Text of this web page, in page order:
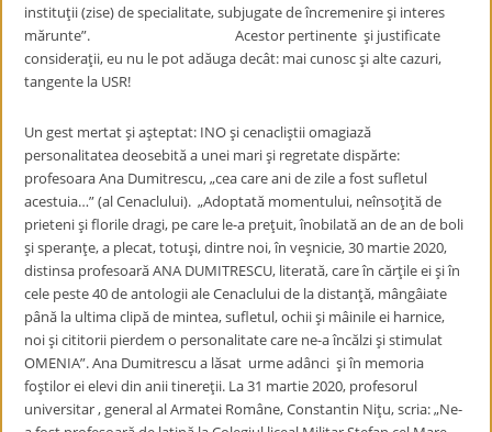
instituţii (zise) de specialitate, subjugate de încremenire şi interes
mărunte”. Acestor pertinente şi justificate
consideraţii, eu nu le pot adăuga decât: mai cunosc şi alte cazuri,
tangente la USR!
Un gest mertat şi aşteptat: INO şi cenacliştii omagiază
personalitatea deosebită a unei mari şi regretate dispărte:
profesoara Ana Dumitrescu, „cea care ani de zile a fost sufletul
acestuia…” (al Cenaclului). „Adoptată momentului, neînsoţită de
prieteni şi florile dragi, pe care le-a preţuit, înobilată an de an de boli
şi speranţe, a plecat, totuşi, dintre noi, în veşnicie, 30 martie 2020,
distinsa profesoară ANA DUMITRESCU, literată, care în cărţile ei şi în
cele peste 40 de antologii ale Cenaclului de la distanţă, mângâiate
până la ultima clipă de mintea, sufletul, ochii şi mâinile ei harnice,
noi şi cititorii pierdem o personalitate care ne-a încălzi şi stimulat
OMENIA”. Ana Dumitrescu a lăsat urme adânci şi în memoria
foştilor ei elevi din anii tinereţii. La 31 martie 2020, profesorul
universitar , general al Armatei Române, Constantin Niţu, scria: „Ne-